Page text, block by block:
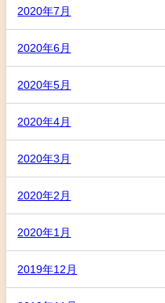
2020年7月
2020年6月
2020年5月
2020年4月
2020年3月
2020年2月
2020年1月
2019年12月